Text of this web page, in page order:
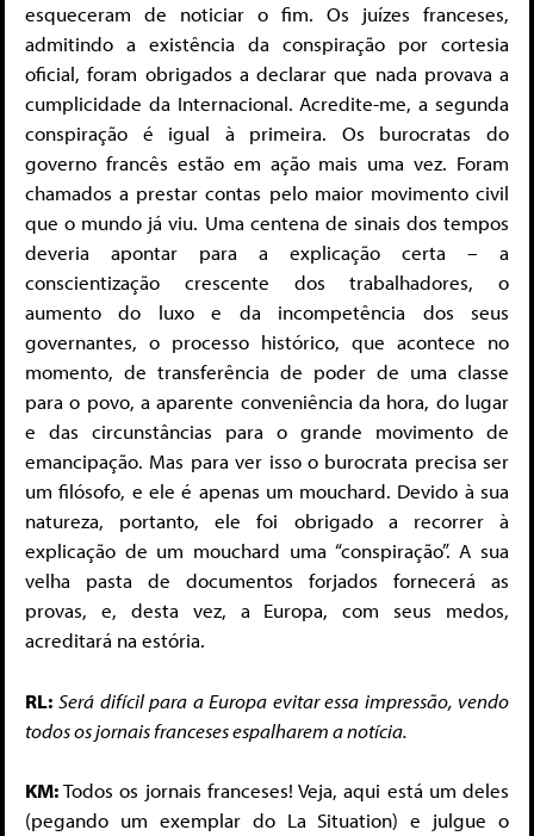
esqueceram de noticiar o fim. Os juízes franceses,
admitindo a existência da conspi­ração por cortesia
oficial, foram obrigados a declarar que nada provava a
cumplicidade da Internacional. Acredite-me, a segunda
conspiração é igual à primeira. Os burocratas do
governo francês estão em ação mais uma vez. Foram
chamados a prestar contas pelo maior movimento civil
que o mundo já viu. Uma centena de sinais dos tempos
deveria apontar para a explicação certa – a
conscientização crescente dos trabalhadores, o
aumento do luxo e da incompetência dos seus
governantes, o processo histórico, que acontece no
momento, de transferência de poder de uma classe
para o povo, a aparente conveniência da hora, do lugar
e das circunstâncias para o grande movimento de
emancipação. Mas para ver isso o burocrata precisa ser
um filósofo, e ele é apenas um mouchard. Devido à sua
natureza, portanto, ele foi obrigado a recorrer à
explicação de um mouchard uma “conspiração”. A sua
velha pasta de documentos forjados fornecerá as
provas, e, desta vez, a Europa, com seus medos,
acreditará na estória.
RL: Será difícil para a Europa evitar essa impressão, vendo
todos os jornais franceses espalharem a notícia.
KM:Todos os jornais franceses! Veja, aqui está um deles
(pegando um exemplar do La Situation) e julgue o